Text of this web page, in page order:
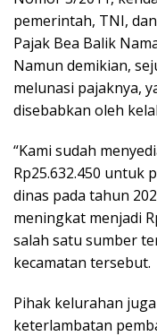
pemerintah, TNI,
Pajak Bea Balik
Namun demikian,
melunasi pajaknya,
disebabkan oleh
“Kami sudah
Rp25.632.450 untuk
dinas pada tahun
meningkat menjadi
salah satu sumber
kecamatan tersebut.
Pihak kelurahan
keterlambatan